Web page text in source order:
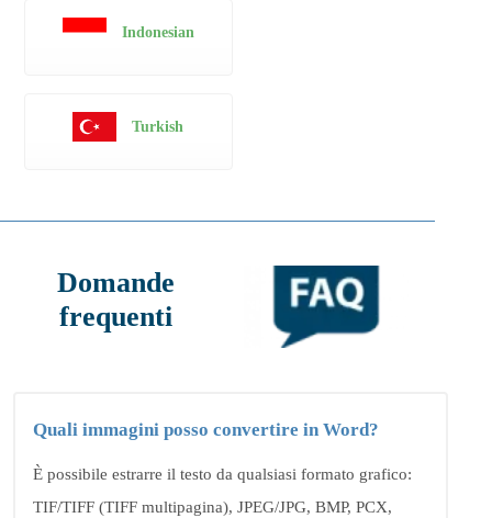
Indonesian
Turkish
Domande
frequenti
Quali immagini posso convertire in Word?
È possibile estrarre il testo da qualsiasi formato grafico:
TIF/TIFF (TIFF multipagina), JPEG/JPG, BMP, PCX,